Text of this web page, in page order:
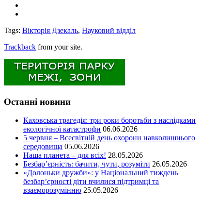
Tags: Вікторія Дзекаль, Науковий відділ
Trackback from your site.
Останні новини
Каховська трагедія: три роки боротьби з наслідками
екологічної катастрофи 06.06.2026
5 червня – Всесвітній день охорони навколишнього
середовища 05.06.2026
Наша планета – для всіх! 28.05.2026
Безбар’єрність: бачити, чути, розуміти 26.05.2026
«Долоньки дружби»: у Національний тиждень
безбар’єрності діти вчилися підтримці та
взаєморозумінню 25.05.2026